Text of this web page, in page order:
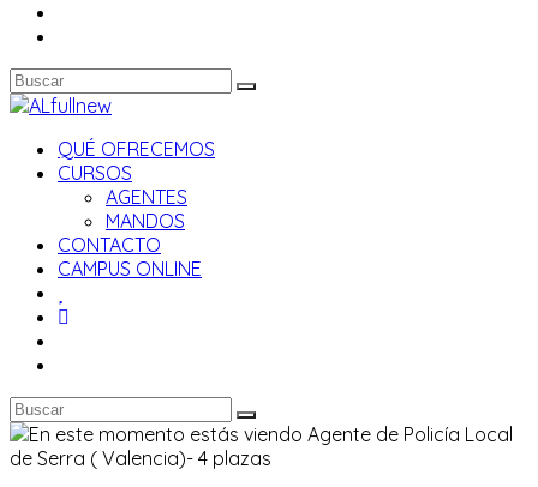
QUÉ OFRECEMOS
CURSOS
AGENTES
MANDOS
CONTACTO
CAMPUS ONLINE